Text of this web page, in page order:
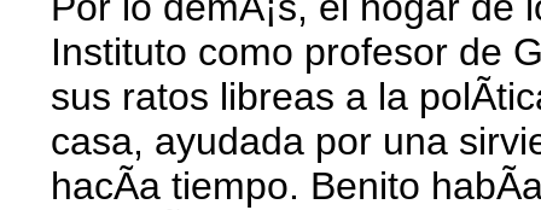
Instituto como profesor de
sus ratos libreas a la
casa, ayudada por una
hacÃ­a tiempo. Benito